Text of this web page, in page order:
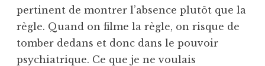
pertinent de montrer l’absence plutôt que la
règle. Quand on filme la règle, on risque de
tomber dedans et donc dans le pouvoir
psychiatrique. Ce que je ne voulais